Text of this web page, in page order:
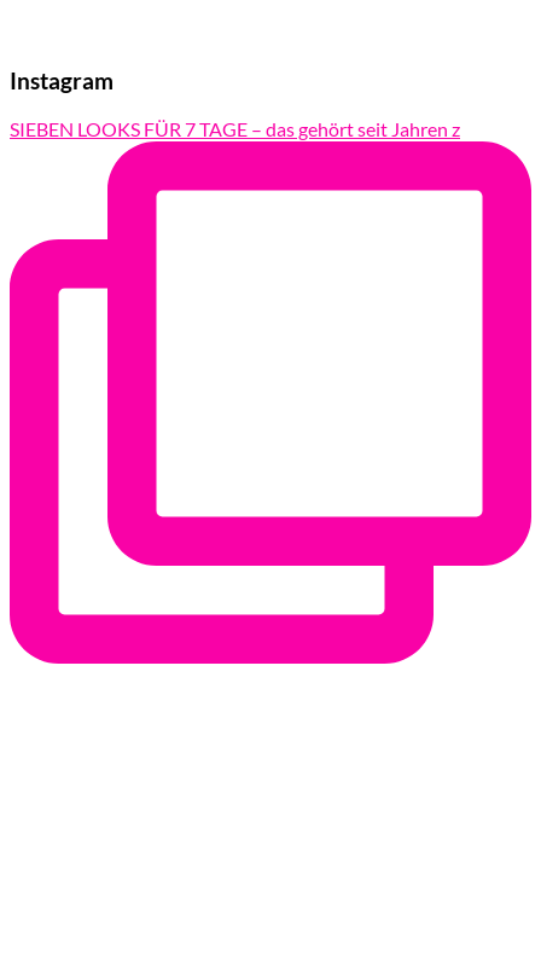
Instagram
SIEBEN LOOKS FÜR 7 TAGE – das gehört seit Jahren z